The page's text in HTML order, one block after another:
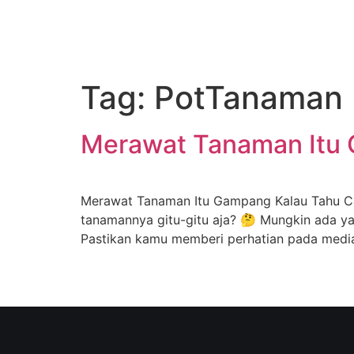
Tag: PotTanaman
Merawat Tanaman Itu
Merawat Tanaman Itu Gampang Kalau Tahu
tanamannya gitu-gitu aja? 🤔 Mungkin ada
Pastikan kamu memberi perhatian pada